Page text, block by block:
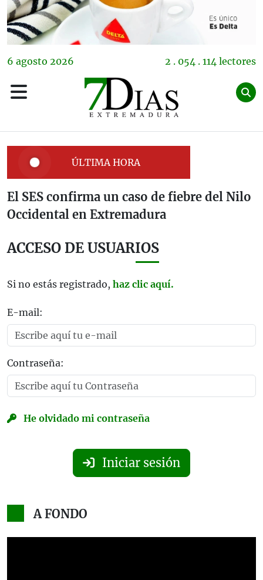
6 agosto 2026 2 . 054 . 114 lectores
ÚLTIMA HORA
El SES confirma un caso de fiebre del Nilo
Occidental en Extremadura
ACCESO DE USUARIOS
Si no estás registrado, haz clic aquí.
E-mail:
Contraseña:
He olvidado mi contraseña
Iniciar sesión
A FONDO